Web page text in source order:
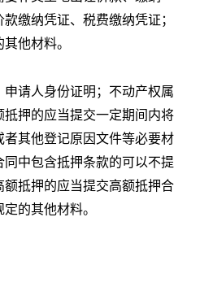
缴纳凭证、税费缴纳凭证；
他材料。
请人身份证明；不动产权属
押的应当提交一定期间内将
其他登记原因文件等必要材
中包含抵押条款的可以不提
抵押的应当提交高额抵押合
的其他材料。